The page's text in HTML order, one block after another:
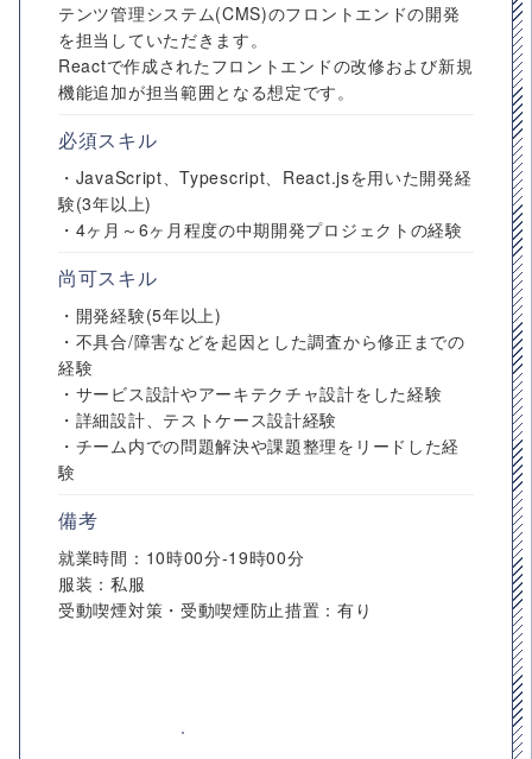
テンツ管理システム(CMS)のフロントエンドの開発
を担当していただきます。
Reactで作成されたフロントエンドの改修および新規
機能追加が担当範囲となる想定です。
必須スキル
・JavaScript、Typescript、React.jsを用いた開発経
験(3年以上)
・4ヶ月～6ヶ月程度の中期開発プロジェクトの経験
尚可スキル
・開発経験(5年以上)
・不具合/障害などを起因とした調査から修正までの
経験
・サービス設計やアーキテクチャ設計をした経験
・詳細設計、テストケース設計経験
・チーム内での問題解決や課題整理をリードした経
験
備考
就業時間：10時00分-19時00分
服装：私服
受動喫煙対策・受動喫煙防止措置：有り